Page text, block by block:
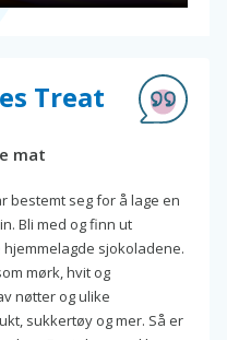
Treat
mat
bestemt seg for å lage en
Bli med og finn ut
sjokoladene.
mørk, hvit og
nøtter og ulike
sukkertøy og mer. Så er